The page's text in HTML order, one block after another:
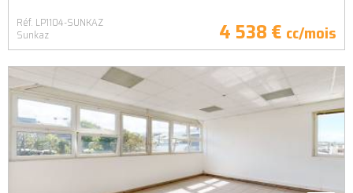
Réf. LP1104-SUNKAZ
Sunkaz 4 538 € cc/mois